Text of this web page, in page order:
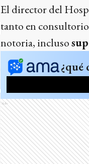
El director del
tanto en
notoria, incluso
¿qué
Ads